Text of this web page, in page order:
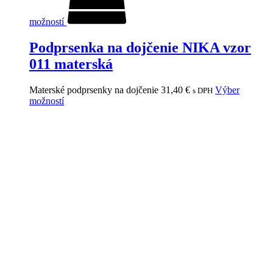
možností
Podprsenka na dojčenie NIKA vzor
011 materská
Materské podprsenky na dojčenie 31,40 € s DPH Výber
možností